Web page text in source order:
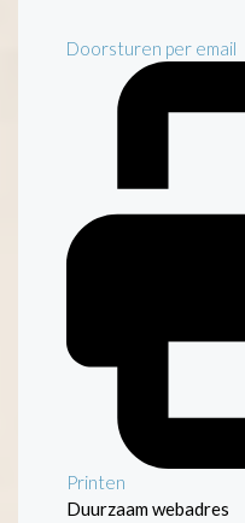
Doorsturen per email
Printen
Duurzaam webadres